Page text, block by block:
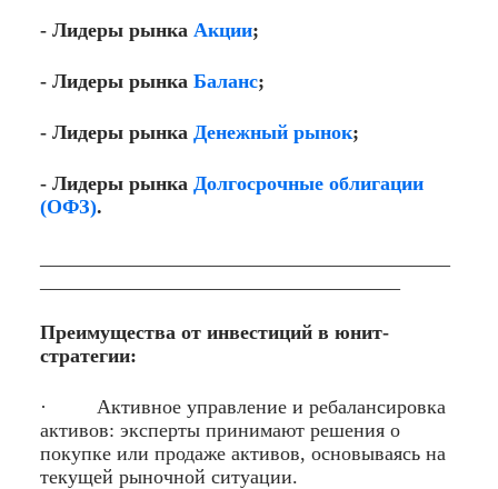
- Лидеры рынка Акции;
- Лидеры рынка Баланс;
- Лидеры рынка Денежный рынок;
- Лидеры рынка Долгосрочные облигации
(ОФЗ).
Преимущества от инвестиций в юнит-
стратегии:
· Активное управление и ребалансировка
активов: эксперты принимают решения о
покупке или продаже активов, основываясь на
текущей рыночной ситуации.